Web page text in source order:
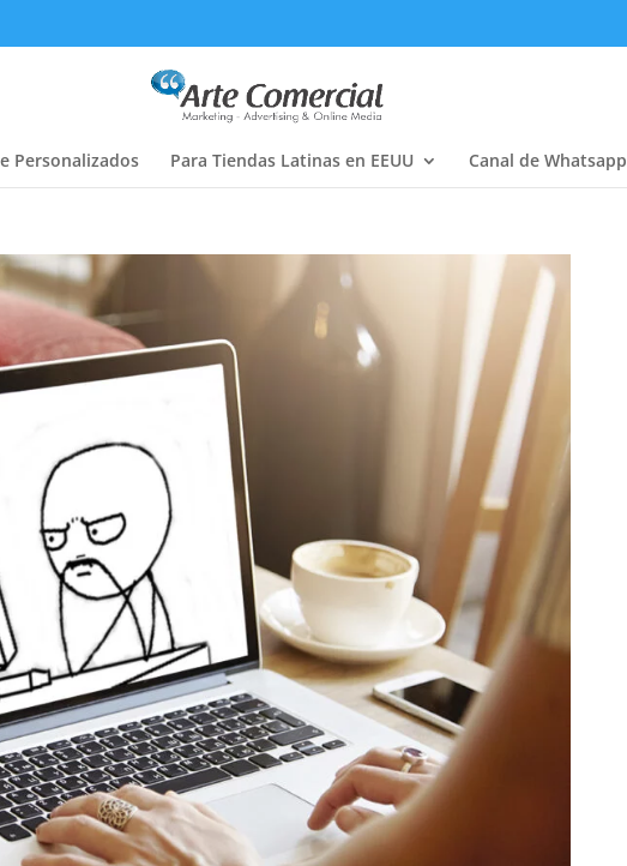
Personalizados Para Tiendas Latinas en EEUU Canal de Whatsapp